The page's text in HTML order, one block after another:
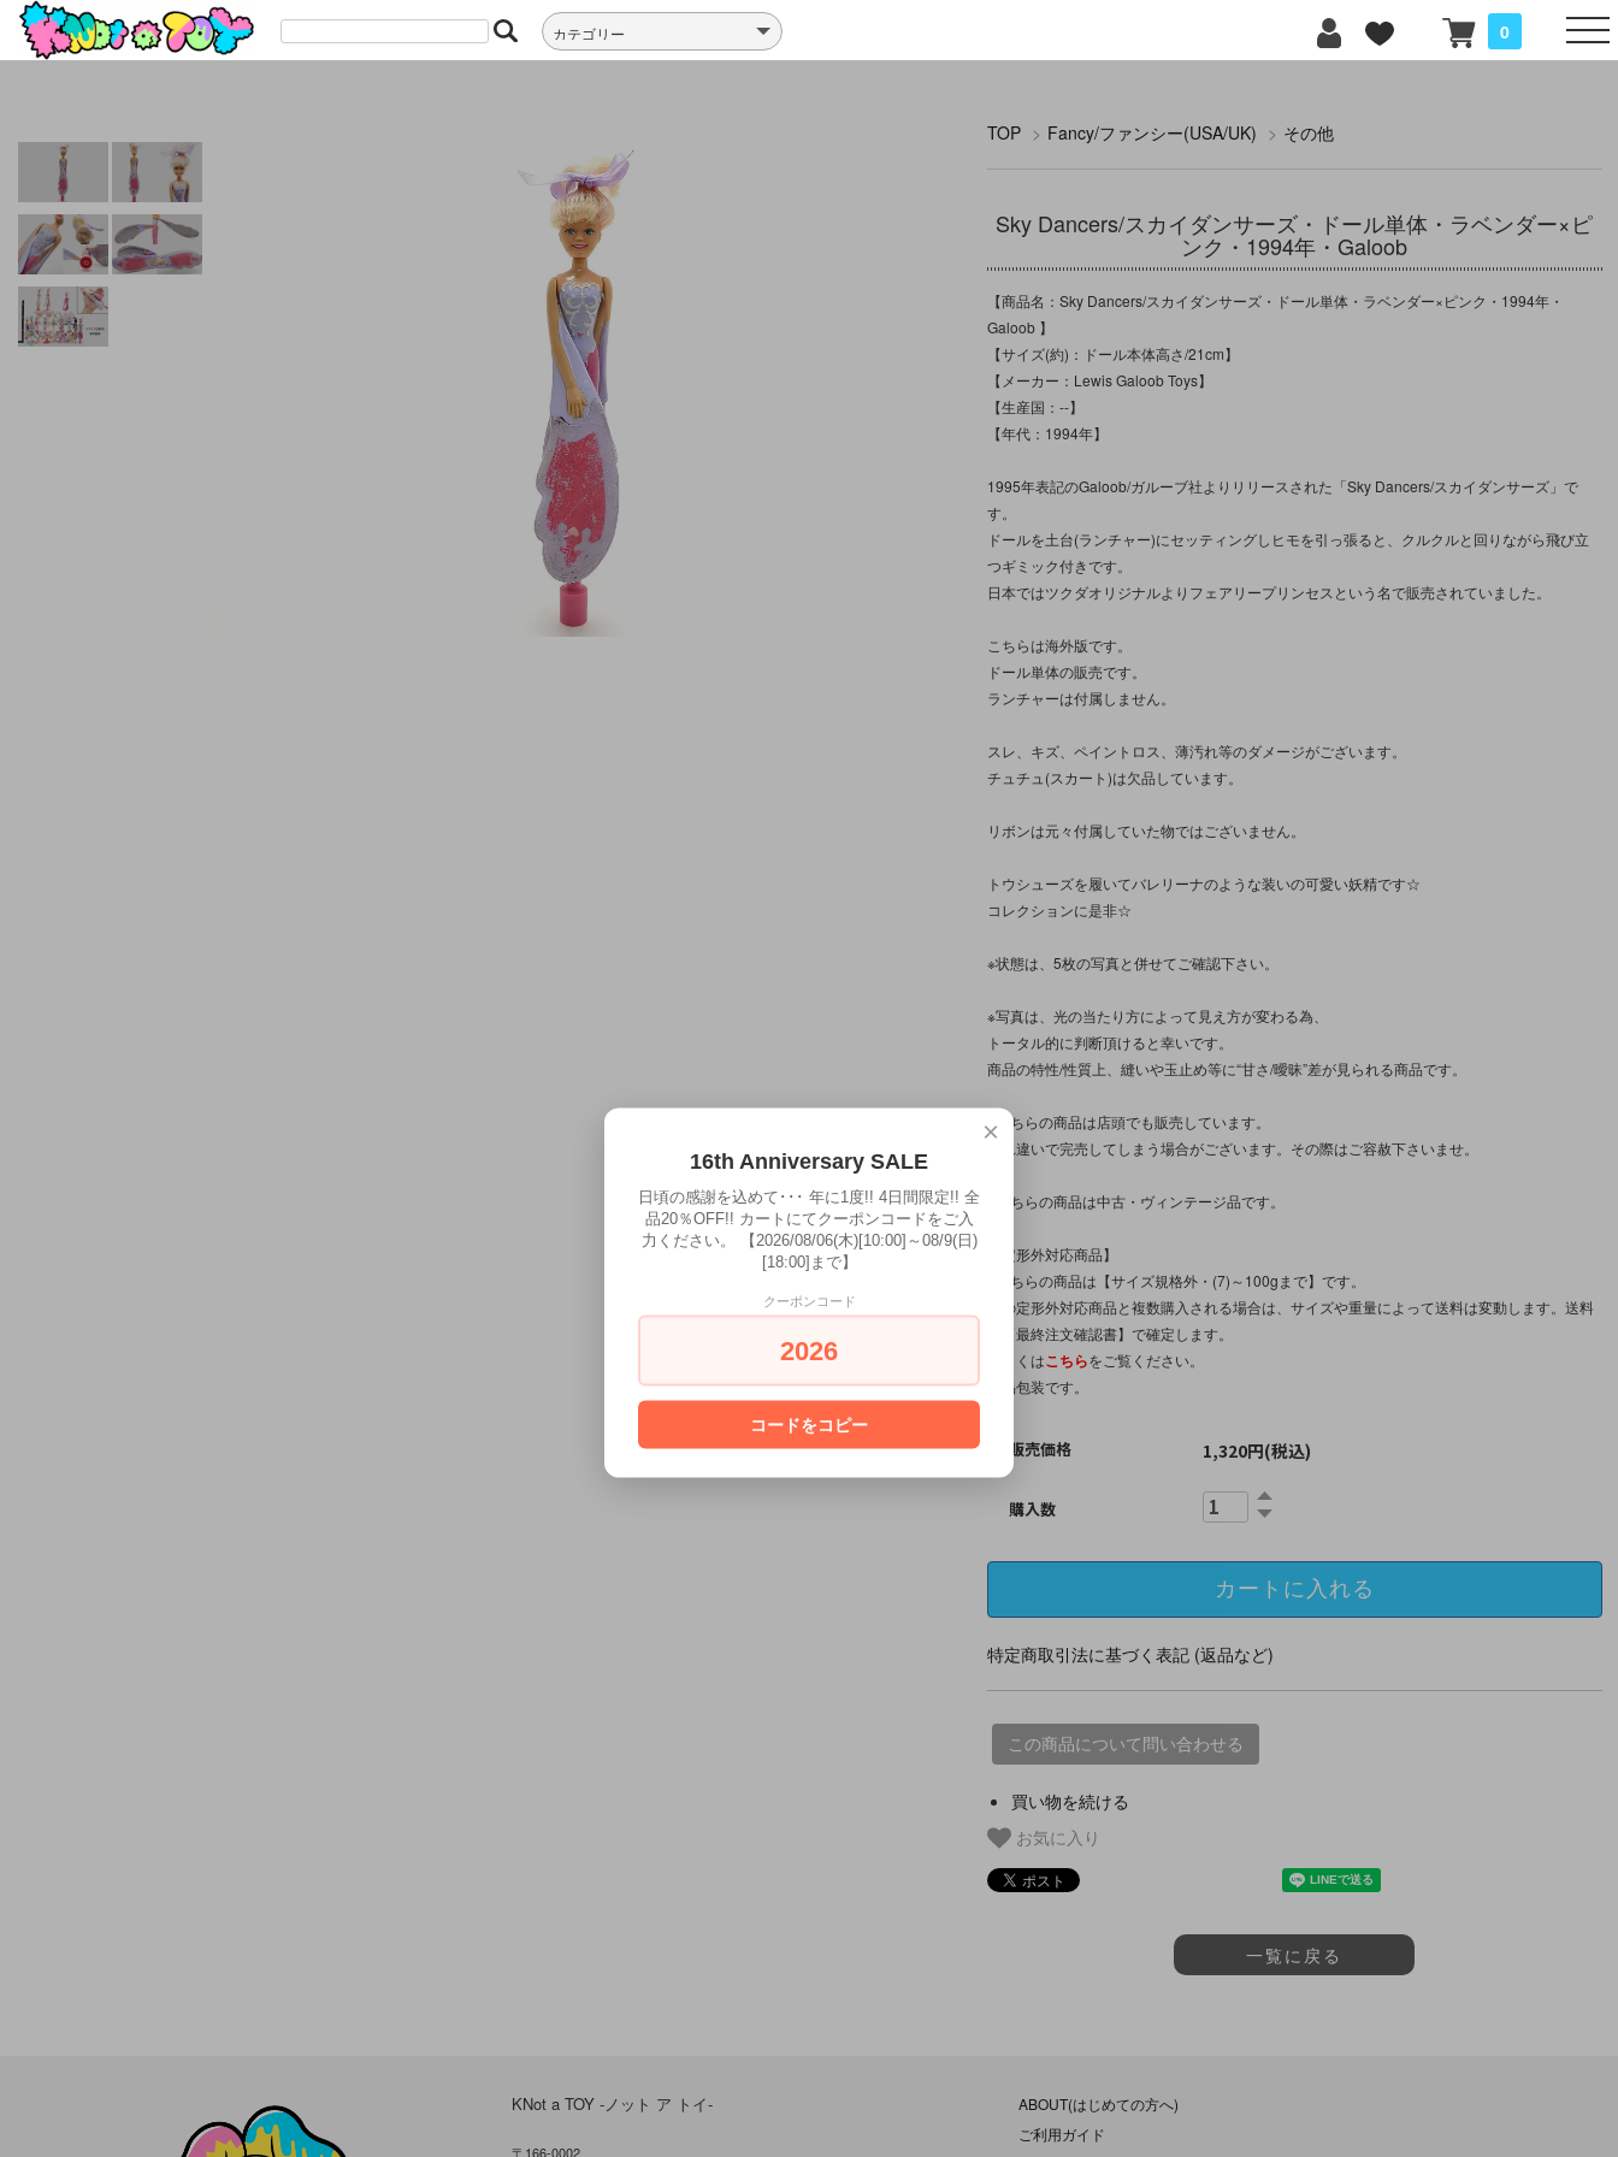
0
TOP > Fancy/ファンシー(USA/UK) > その他
Sky Dancers/スカイダンサーズ・ドール単体・ラベンダー×ピ
ンク・1994年・Galoob
【商品名：Sky Dancers/スカイダンサーズ・ドール単体・ラベンダー×ピンク・1994年・
Galoob 】
【サイズ(約)：ドール本体高さ/21cm】
【メーカー：Lewis Galoob Toys】
【生産国：--】
【年代：1994年】
1995年表記のGaloob/ガルーブ社よりリリースされた「Sky Dancers/スカイダンサーズ」で
す。
ドールを土台(ランチャー)にセッティングしヒモを引っ張ると、クルクルと回りながら飛び立
つギミック付きです。
日本ではツクダオリジナルよりフェアリープリンセスという名で販売されていました。
こちらは海外版です。
ドール単体の販売です。
ランチャーは付属しません。
スレ、キズ、ペイントロス、薄汚れ等のダメージがございます。
チュチュ(スカート)は欠品しています。
リボンは元々付属していた物ではございません。
トウシューズを履いてバレリーナのような装いの可愛い妖精です☆
コレクションに是非☆
※状態は、5枚の写真と併せてご確認下さい。
※写真は、光の当たり方によって見え方が変わる為、
トータル的に判断頂けると幸いです。
商品の特性/性質上、縫いや玉止め等に“甘さ/曖昧”差が見られる商品です。
※こちらの商品は店頭でも販売しています。
入れ違いで完売してしまう場合がございます。その際はご容赦下さいませ。
※こちらの商品は中古・ヴィンテージ品です。
【定形外対応商品】
※こちらの商品は【サイズ規格外・(7)～100gまで】です。
他の定形外対応商品と複数購入される場合は、サイズや重量によって送料は変動します。送料
は【最終注文確認書】で確定します。
詳しくはこちらをご覧ください。
簡易包装です。
販売価格 1,320円(税込)
購入数
特定商取引法に基づく表記 (返品など)
この商品について問い合わせる
買い物を続ける
お気に入り
一覧に戻る
KNot a TOY -ノット ア トイ-
〒166-0002
ABOUT(はじめての方へ)
ご利用ガイド
×
16th Anniversary SALE
日頃の感謝を込めて･･･ 年に1度!! 4日間限定!! 全
品20％OFF!! カートにてクーポンコードをご入
力ください。 【2026/08/06(木)[10:00]～08/9(日)
[18:00]まで】
クーポンコード
2026
コードをコピー